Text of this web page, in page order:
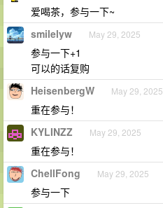
爱喝茶，参与一下~
smilelyw May 29, 2025
参与一下+1
可以的话复购
HeisenbergW May 29, 2025
重在参与！
KYLINZZ May 29, 2025
重在参与！
ChellFong May 29, 2025
参与一下